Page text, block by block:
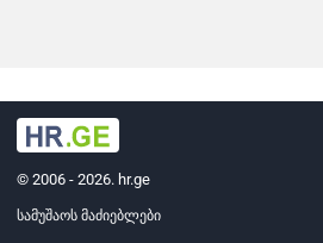
© 2006 - 2026. hr.ge
სამუშაოს მაძიებლები